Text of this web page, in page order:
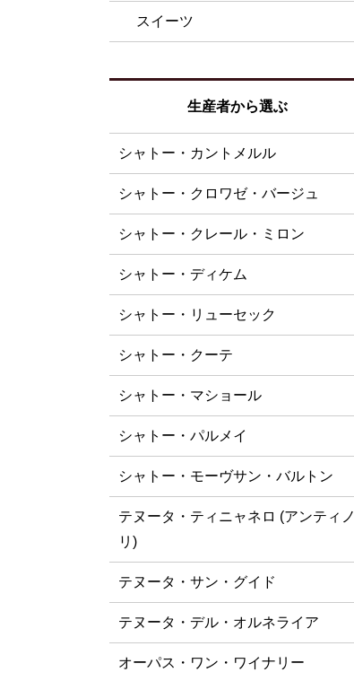
スイーツ
生産者から選ぶ
シャトー・カントメルル
シャトー・クロワゼ・バージュ
シャトー・クレール・ミロン
シャトー・ディケム
シャトー・リューセック
シャトー・クーテ
シャトー・マショール
シャトー・パルメイ
シャトー・モーヴサン・バルトン
テヌータ・ティニャネロ (アンティノ
リ)
テヌータ・サン・グイド
テヌータ・デル・オルネライア
オーパス・ワン・ワイナリー